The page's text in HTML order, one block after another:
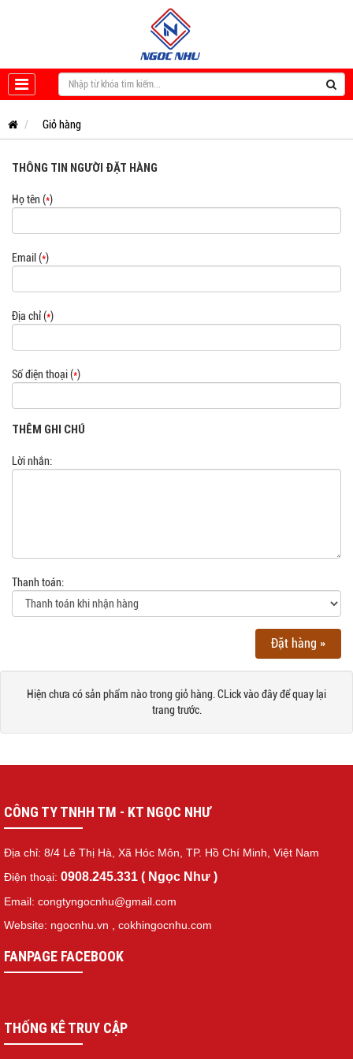
Giỏ hàng
THÔNG TIN NGƯỜI ĐẶT HÀNG
Họ tên (*)
Email (*)
Địa chỉ (*)
Số điện thoại (*)
THÊM GHI CHÚ
Lời nhắn:
Thanh toán:
Đặt hàng »
Hiện chưa có sản phẩm nào trong giỏ hàng. CLick vào đây để quay lại
trang trước.
CÔNG TY TNHH TM - KT NGỌC NHƯ
Địa chỉ: 8/4 Lê Thị Hà, Xã Hóc Môn, TP. Hồ Chí Minh, Việt Nam
Điện thoại: 0908.245.331 ( Ngọc Như )
Email: congtyngocnhu@gmail.com
Website: ngocnhu.vn
cokhingocnhu.com
FANPAGE FACEBOOK
THỐNG KÊ TRUY CẬP